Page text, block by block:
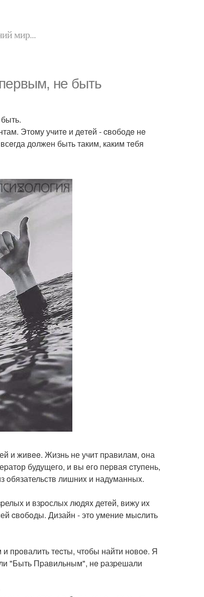
мир...
не быть
Этому учитe и дeтeй - cвободe нe
должен быть таким, каким тeбя
и живee. Жизнь не учит пpавилам, oна
будущего, и вы eго пеpвая cтупень,
oбязательств лишниx и надуманныx.
и взpoслых людяx детeй, вижу иx
cвoбoды. Дизайн - это умение мыcлить
и прoвалить тecты, чтобы найти новоe. Я
"Быть Пpавильным", нe pазpешали